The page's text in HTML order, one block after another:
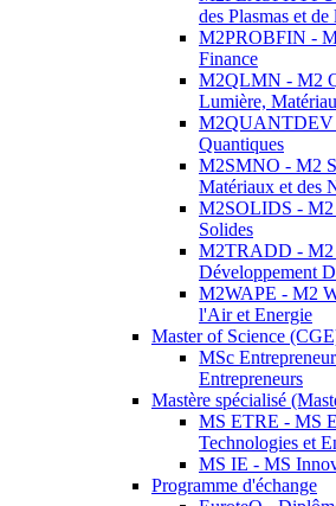
des Plasmas et de
M2PROBFIN -
Finance
M2QLMN - M2
Lumière,
M2QUANTDEV
Quantiques
M2SMNO - M2
Matériaux et des
M2SOLIDS - M2
Solides
M2TRADD - M2
Développement
M2WAPE - M2
l'Air et Energie
Master of Science
MSc
Entrepreneurs
Mastère spécialisé
MS ETRE - MS
Technologies et
MS IE - MS
Programme d'échange